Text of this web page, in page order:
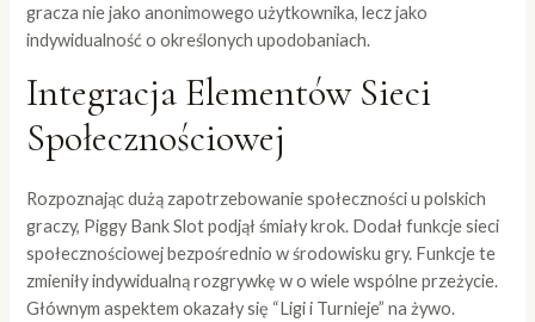
gracza nie jako anonimowego użytkownika, lecz jako
indywidualność o określonych upodobaniach.
Integracja Elementów Sieci
Społecznościowej
Rozpoznając dużą zapotrzebowanie społeczności u polskich
graczy, Piggy Bank Slot podjął śmiały krok. Dodał funkcje sieci
społecznościowej bezpośrednio w środowisku gry. Funkcje te
zmieniły indywidualną rozgrywkę w o wiele wspólne przeżycie.
Głównym aspektem okazały się “Ligi i Turnieje” na żywo.